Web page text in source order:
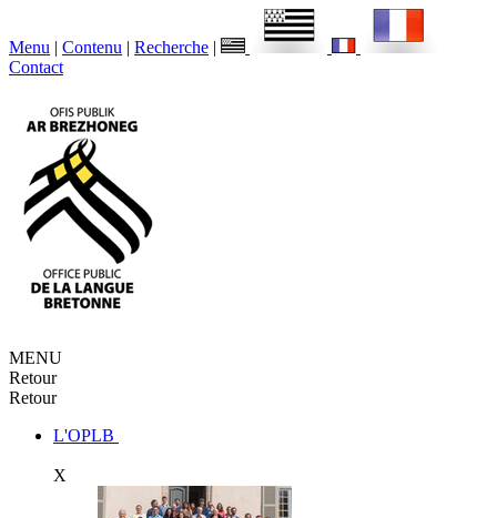
Menu | Contenu | Recherche |
Contact
MENU
Retour
Retour
L'OPLB
X